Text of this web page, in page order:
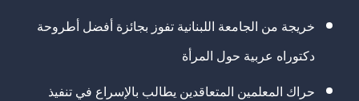
خريجة من الجامعة اللبنانية تفوز بجائزة أفضل أطروحة
دكتوراه عربية حول المرأة
حراك المعلمين المتعاقدين يطالب بالإسراع في تنفيذ